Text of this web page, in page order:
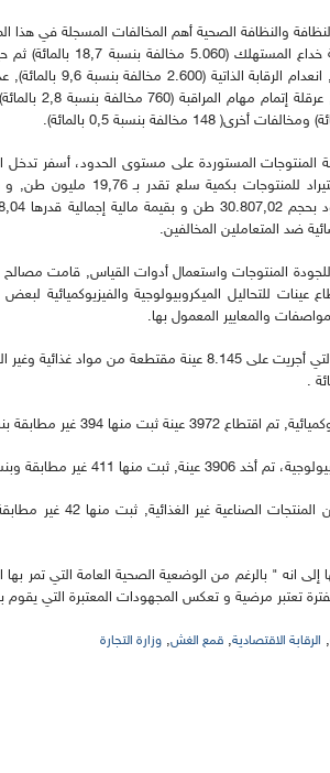
مخالفة بنسبة
المنتوجات المستوردة على مستوى الحدود، أسفر تدخل
للجودة المنتوجات واستعمال أدوات القياس, قامت مصالح
عينات للتحاليل الميكروبيولوجية والفيزيوكميائية
والمعايير المعمول بها.
غير مطابقة بنسبة تقدر بـ ,919 بالمائة .
وبنسبة متوسطة تقدر بـ 10,52 بالمائة.
كما تم اقتطاع 267 عينة
انه " بالرغم من الوضعية الصحية العامة التي تمر بها
تعتبر مرضية و تعكس المجهودات المعتبرة التي يقوم
, الرقابة الاقتصادية, قمع الغش, وزارة التجارة
الإذاعةالوطني لمديري الإذاعات الوطنية والجهوية
الإنتخابات المحلية لـ27 نوفمبر 2021